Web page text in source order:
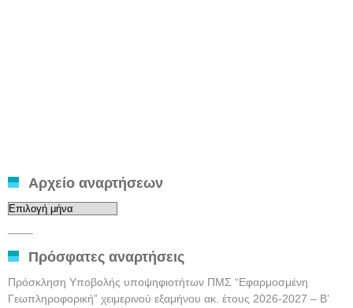
Αρχείο αναρτήσεων
Αρχείο
Πρόσφατες αναρτήσεις
Πρόσκληση Υποβολής υποψηφιοτήτων ΠΜΣ “Εφαρμοσμένη
Γεωπληροφορική” χειμερινού εξαμήνου ακ. έτους 2026-2027 – Β’